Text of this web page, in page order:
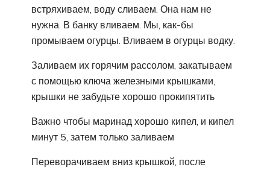
встряхиваем, воду сливаем. Она нам не
нужна. В банку вливаем. Мы, как-бы
промываем огурцы. Вливаем в огурцы водку.
Заливаем их горячим рассолом, закатываем
с помощью ключа железными крышками,
крышки не забудьте хорошо прокипятить
Важно чтобы маринад хорошо кипел, и кипел
минут 5, затем только заливаем
Переворачиваем вниз крышкой, после